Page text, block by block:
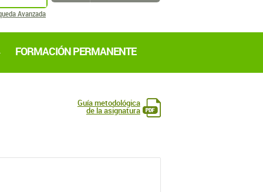
Avanzada
FORMACIÓN PERMANENTE
Guía metodológica
de la asignatura